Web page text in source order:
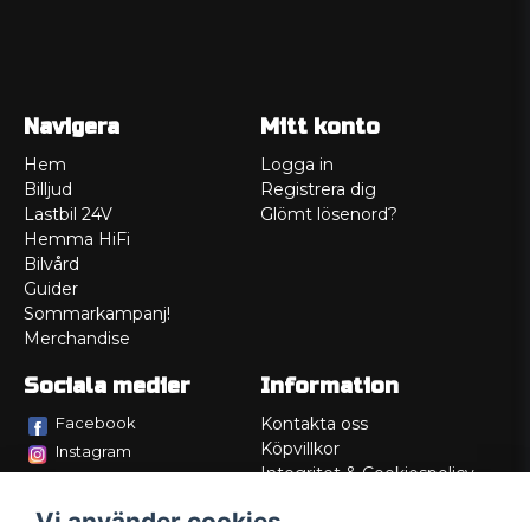
Navigera
Hem
Billjud
Lastbil 24V
Hemma HiFi
Bilvård
Guider
Sommarkampanj!
Merchandise
Mitt konto
Logga in
Registrera dig
Glömt lösenord?
Sociala medier
Facebook
Instagram
Information
Kontakta oss
Köpvillkor
Integritet & Cookiespolicy